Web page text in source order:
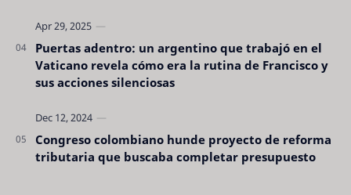
Puertas adentro: un argentino que trabajó en el
Vaticano revela cómo era la rutina de Francisco y
sus acciones silenciosas
Congreso colombiano hunde proyecto de reforma
tributaria que buscaba completar presupuesto